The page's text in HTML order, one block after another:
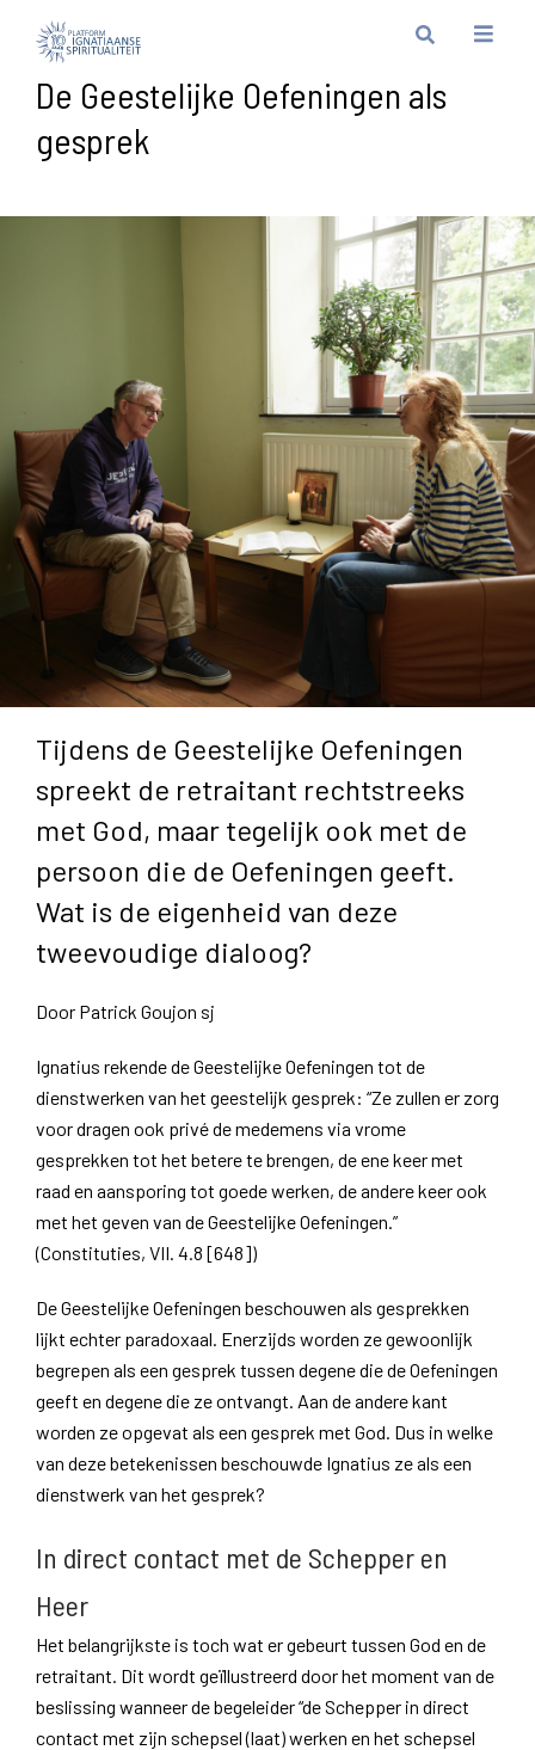
De Geestelijke Oefeningen als
gesprek
Tijdens de Geestelijke Oefeningen
spreekt de retraitant rechtstreeks
met God, maar tegelijk ook met de
persoon die de Oefeningen geeft.
Wat is de eigenheid van deze
tweevoudige dialoog?
Door Patrick Goujon sj
Ignatius rekende de Geestelijke Oefeningen tot de
dienstwerken van het geestelijk gesprek: “Ze zullen er zorg
voor dragen ook privé de medemens via vrome
gesprekken tot het betere te brengen, de ene keer met
raad en aansporing tot goede werken, de andere keer ook
met het geven van de Geestelijke Oefeningen.”
(Constituties, VII. 4.8 [648])
De Geestelijke Oefeningen beschouwen als gesprekken
lijkt echter paradoxaal. Enerzijds worden ze gewoonlijk
begrepen als een gesprek tussen degene die de Oefeningen
geeft en degene die ze ontvangt. Aan de andere kant
worden ze opgevat als een gesprek met God. Dus in welke
van deze betekenissen beschouwde Ignatius ze als een
dienstwerk van het gesprek?
In direct contact met de Schepper en
Heer
Het belangrijkste is toch wat er gebeurt tussen God en de
retraitant. Dit wordt geïllustreerd door het moment van de
beslissing wanneer de begeleider “de Schepper in direct
contact met zijn schepsel (laat) werken en het schepsel